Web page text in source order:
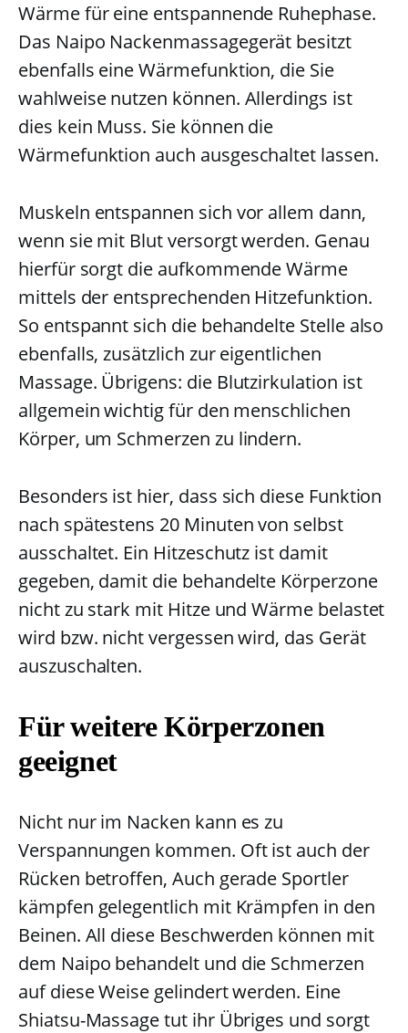
Wärme für eine entspannende Ruhephase.
Das Naipo Nackenmassagegerät besitzt
ebenfalls eine Wärmefunktion, die Sie
wahlweise nutzen können. Allerdings ist
dies kein Muss. Sie können die
Wärmefunktion auch ausgeschaltet lassen.
Muskeln entspannen sich vor allem dann,
wenn sie mit Blut versorgt werden. Genau
hierfür sorgt die aufkommende Wärme
mittels der entsprechenden Hitzefunktion.
So entspannt sich die behandelte Stelle also
ebenfalls, zusätzlich zur eigentlichen
Massage. Übrigens: die Blutzirkulation ist
allgemein wichtig für den menschlichen
Körper, um Schmerzen zu lindern.
Besonders ist hier, dass sich diese Funktion
nach spätestens 20 Minuten von selbst
ausschaltet. Ein Hitzeschutz ist damit
gegeben, damit die behandelte Körperzone
nicht zu stark mit Hitze und Wärme belastet
wird bzw. nicht vergessen wird, das Gerät
auszuschalten.
Für weitere Körperzonen
geeignet
Nicht nur im Nacken kann es zu
Verspannungen kommen. Oft ist auch der
Rücken betroffen, Auch gerade Sportler
kämpfen gelegentlich mit Krämpfen in den
Beinen. All diese Beschwerden können mit
dem Naipo behandelt und die Schmerzen
auf diese Weise gelindert werden. Eine
Shiatsu-Massage tut ihr Übriges und sorgt